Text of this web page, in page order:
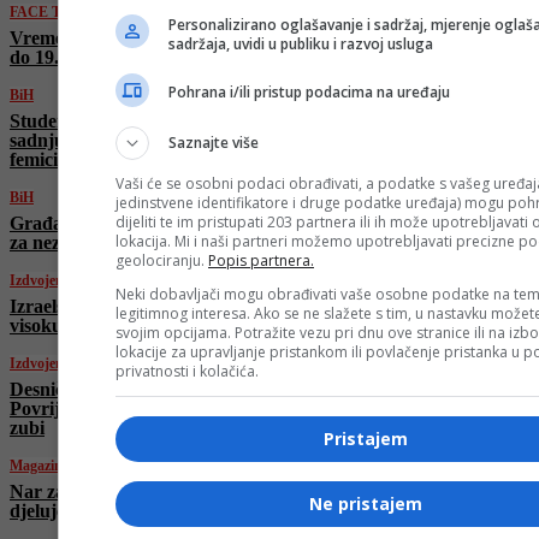
FACE TV
Vremenska prognoza by Haris Babić od 14.9.
do 19.9.2025.
BiH
Studentice u Sarajevu pozivaju građane na
sadnju stabala u znak sjećanja na žrtve
femicida
BiH
Građanska inicijativa optužuje Grad Mostar
za nezakonito guranje rada deponije Uborak
Izdvojeno
Izraelska vojska bombardovala još jednu
visoku zgradu u Gazi
Izdvojeno
Desničari divljali na skupu u Londonu:
Povrijeđeno 26 policajaca, nekim izbijeni i
zubi
Magazin
Nar za bolju plodnost: Kako ova moćna voćka
djeluje na reproduktivno zdravlje
Personalizirano oglašavanje i sadržaj, mjerenje
sadržaja, uvidi u publiku i razvoj usluga
Pohrana i/ili pristup podacima na uređaju
Saznajte više
Vaši će se osobni podaci obrađivati, a podatke s vašeg
jedinstvene identifikatore i druge podatke uređaja) mogu
dijeliti te im pristupati 203 partnera ili ih može upotrebljavati
lokacija. Mi i naši partneri možemo upotrebljavati precizne
geolociranju. Popis partnera.
Neki dobavljači mogu obrađivati vaše osobne podatke na
legitimnog interesa. Ako se ne slažete s tim, u nastavku
svojim opcijama. Potražite vezu pri dnu ove stranice ili na
lokacije za upravljanje pristankom ili povlačenje pristanka u
privatnosti i kolačića.
Pristajem
Ne pristajem